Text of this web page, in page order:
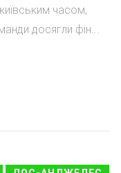
часом,
досягли фін...